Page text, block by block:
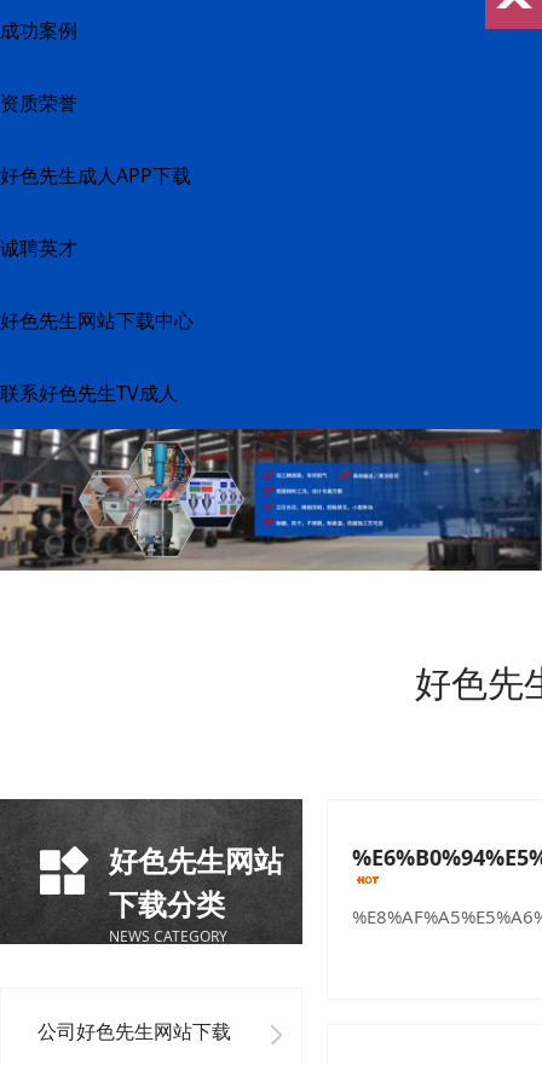
成功案例
资质荣誉
好色先生成人APP下载
诚聘英才
好色先生网站下载中心
联系好色先生TV成人
好色先
好色先生网站
下载分类
NEWS CATEGORY
公司好色先生网站下载